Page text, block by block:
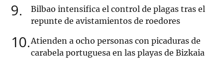
9
Bilbao intensifica el control de plagas tras el
repunte de avistamientos de roedores
10 Atienden a ocho personas con picaduras de
carabela portuguesa en las playas de Bizkaia